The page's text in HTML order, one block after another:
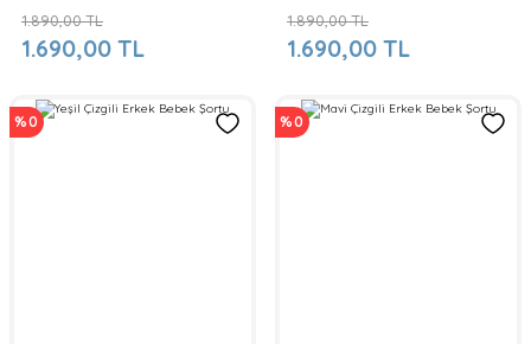
1.690,00 TL
1.890,00 TL
1.690,00 TL
1.890,00 TL
%0 %0